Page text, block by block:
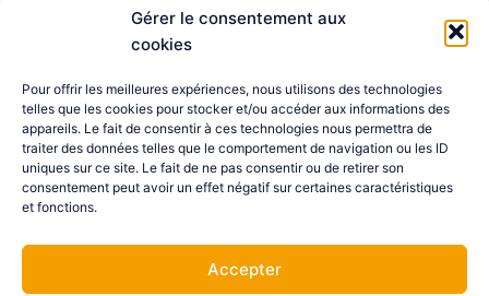
Gérer le consentement aux
cookies
Pour offrir les meilleures expériences, nous utilisons des technologies
telles que les cookies pour stocker et/ou accéder aux informations des
appareils. Le fait de consentir à ces technologies nous permettra de
traiter des données telles que le comportement de navigation ou les ID
uniques sur ce site. Le fait de ne pas consentir ou de retirer son
consentement peut avoir un effet négatif sur certaines caractéristiques
et fonctions.
Accepter
Voir nos succès
Copyright © Theotherm - 2023